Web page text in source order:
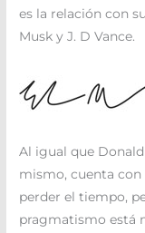
es la relación con
Musk y J. D Vance.
Al igual que
mismo, cuenta
perder el tiempo,
pragmatismo está